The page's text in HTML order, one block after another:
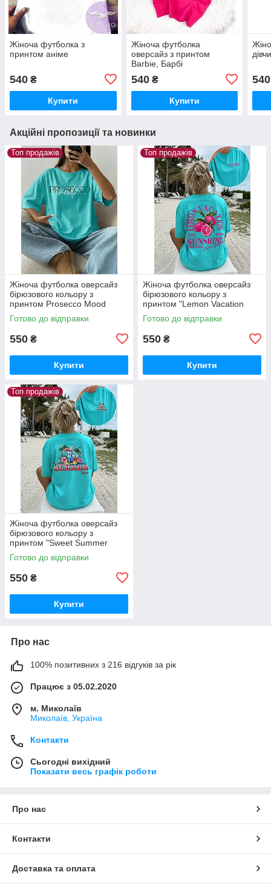
Жіноча футболка з
принтом аніме
540 ₴
Купити
Жіноча футболка
оверсайз з принтом
Barbie, Барбі
540₴
Купити
540
Акційні пропозиції та новинки
Топ продажів
Жіноча футболка оверсайз
бірюзового кольору з
принтом Prosecco Mood
Готово до відправки
550 ₴
Купити
Топ продажів
Жіноча футболка оверсайз
бірюзового кольору з
принтом "Lemon Vacation
Sunshine"
Готово до відправки
550 ₴
Купити
Топ продажів
Жіноча футболка оверсайз
бірюзового кольору з
принтом "Sweet Summer
Time"
Готово до відправки
550 ₴
Купити
Про нас
100% позитивних з 216 відгуків за рік
Працює з 05.02.2020
м. Миколаїв
Миколаїв, Україна
Контакти
Сьогодні вихідний
Показати весь графік роботи
Про нас
Контакти
Доставка та оплата